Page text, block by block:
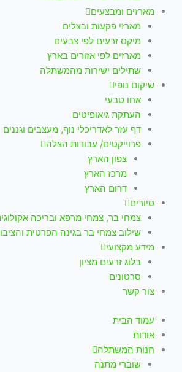
מארזים ומבצעים
מארזי פקעות ובצלים
מיקס זרעים לפי צבעים
מארזים לפי אזורים בארץ
שתילים ישירות מהמשתלה
שיקום נופי
אחו טבעי
העתקת גיאופיטים
דף עזר לאדריכלי נוף, מעצבים וגננים
פרוייקטים/ עבודות הצלה
צפון הארץ
מרכז הארץ
דרום הארץ
סיורים
צמחי בר, צמחי מרפא ובריכה
שילוב צמחי בר בגינה הפרטית
מידע מקצועי
בלוג זרעים מציון
סרטונים
צור קשר
עמוד הבית
אודות
חנות המשתלה
שוברי מתנה